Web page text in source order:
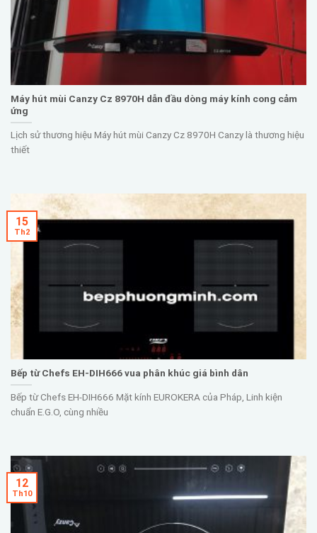
Máy hút mùi Canzy Cz 8970H dẫn đầu dòng máy kính cong cảm
ứng
Lịch sử thương hiệu Máy hút mùi Canzy Cz 8970H Canzy là thương hiệu
thiết
Bếp từ Chefs EH-DIH666 vua phân khúc giá bình dân
Bếp từ Chefs EH-DIH666 Mặt kính EUROKERA của Pháp, Linh kiện
chuẩn E.G.O, cùng nhiều
15
Th2
12
Th10